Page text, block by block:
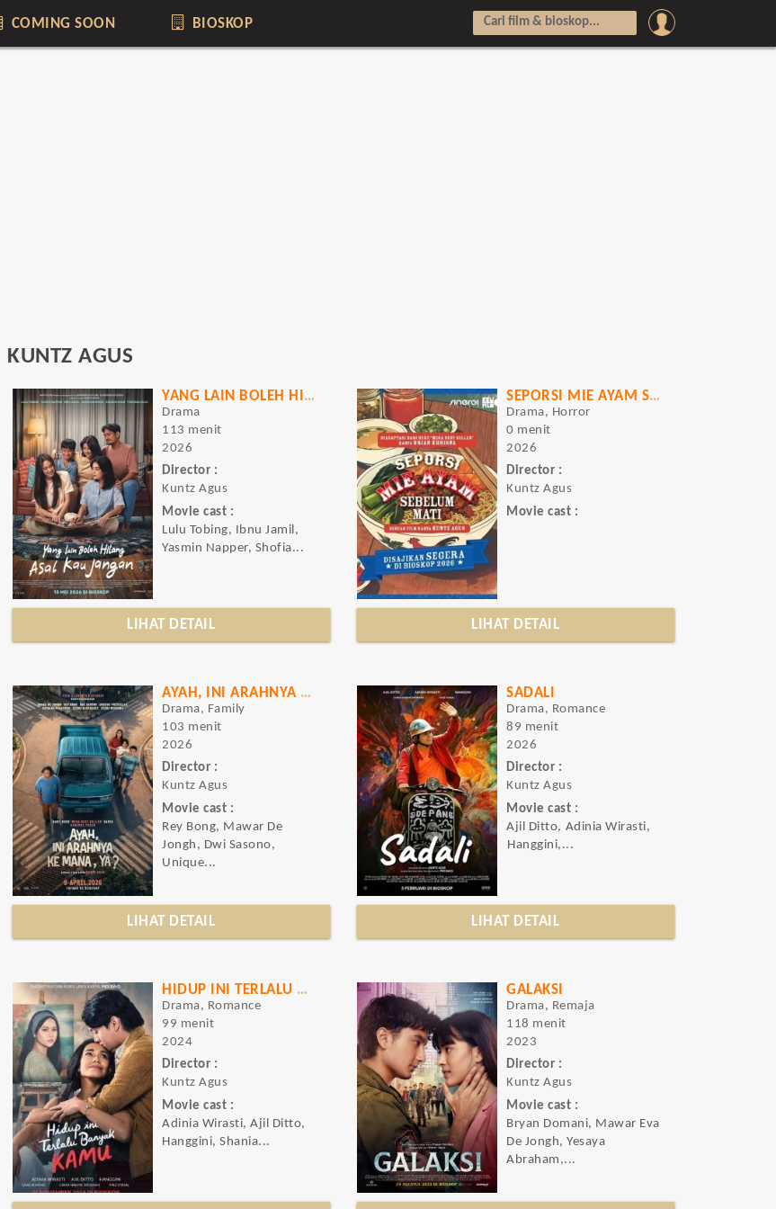
COMING SOON BIOSKOP
KUNTZ AGUS
YANG LAIN BOLEH HILANG ASAL KAU JANGAN
Drama
113 menit
2026
Director :
Kuntz Agus
Movie cast :
Lulu Tobing, Ibnu Jamil,
Yasmin Napper, Shofia...
LIHAT DETAIL
SEPORSI MIE AYAM SEBELUM MATI
Drama, Horror
0 menit
2026
Director :
Kuntz Agus
Movie cast :
LIHAT DETAIL
AYAH, INI ARAHNYA KE MANA, YA?
Drama, Family
103 menit
2026
Director :
Kuntz Agus
Movie cast :
Rey Bong, Mawar De
Jongh, Dwi Sasono,
Unique...
LIHAT DETAIL
SADALI
Drama, Romance
89 menit
2026
Director :
Kuntz Agus
Movie cast :
Ajil Ditto, ⁠Adinia Wirasti,
⁠⁠Hanggini,...
LIHAT DETAIL
HIDUP INI TERLALU BANYAK KAMU
Drama, Romance
99 menit
2024
Director :
Kuntz Agus
Movie cast :
Adinia Wirasti, Ajil Ditto,
Hanggini, Shania...
GALAKSI
Drama, Remaja
118 menit
2023
Director :
Kuntz Agus
Movie cast :
Bryan Domani, Mawar Eva
De Jongh, Yesaya
Abraham,...